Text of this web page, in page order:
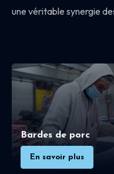
une véritable synergie
Bardes de porc
En savoir plus